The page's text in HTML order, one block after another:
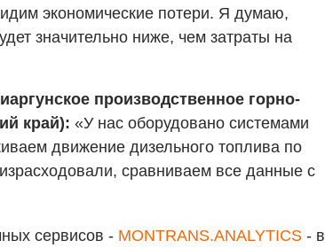
экономические потери. Я думаю,
значительно ниже, чем затраты на
производственное горно-
край): «У нас оборудовано системами
движение дизельного топлива по
сравниваем все данные с
сервисов - MONTRANS.ANALYTICS - в